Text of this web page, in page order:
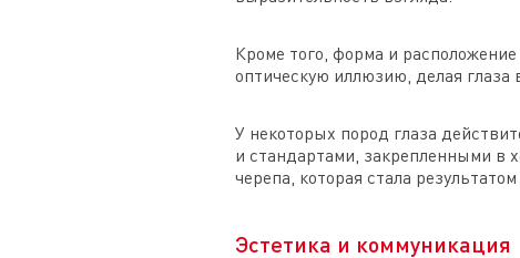
Кроме того, форма и
оптическую иллюзию, делая глаза
У некоторых пород глаза
и стандартами, закрепленными в
черепа, которая стала
Эстетика и коммуникация